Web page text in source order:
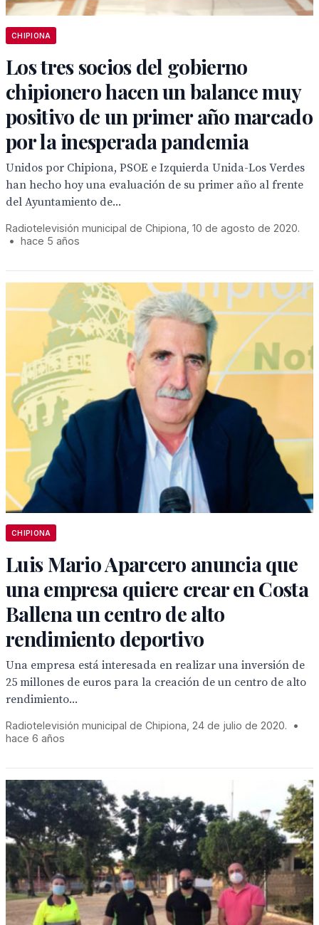
CHIPIONA
Los tres socios del gobierno
chipionero hacen un balance muy
positivo de un primer año marcado
por la inesperada pandemia
Unidos por Chipiona, PSOE e Izquierda Unida-Los Verdes
han hecho hoy una evaluación de su primer año al frente
del Ayuntamiento de...
Radiotelevisión municipal de Chipiona, 10 de agosto de 2020.
• hace 5 años
CHIPIONA
Luis Mario Aparcero anuncia que
una empresa quiere crear en Costa
Ballena un centro de alto
rendimiento deportivo
Una empresa está interesada en realizar una inversión de
25 millones de euros para la creación de un centro de alto
rendimiento...
Radiotelevisión municipal de Chipiona, 24 de julio de 2020.
•
hace 6 años